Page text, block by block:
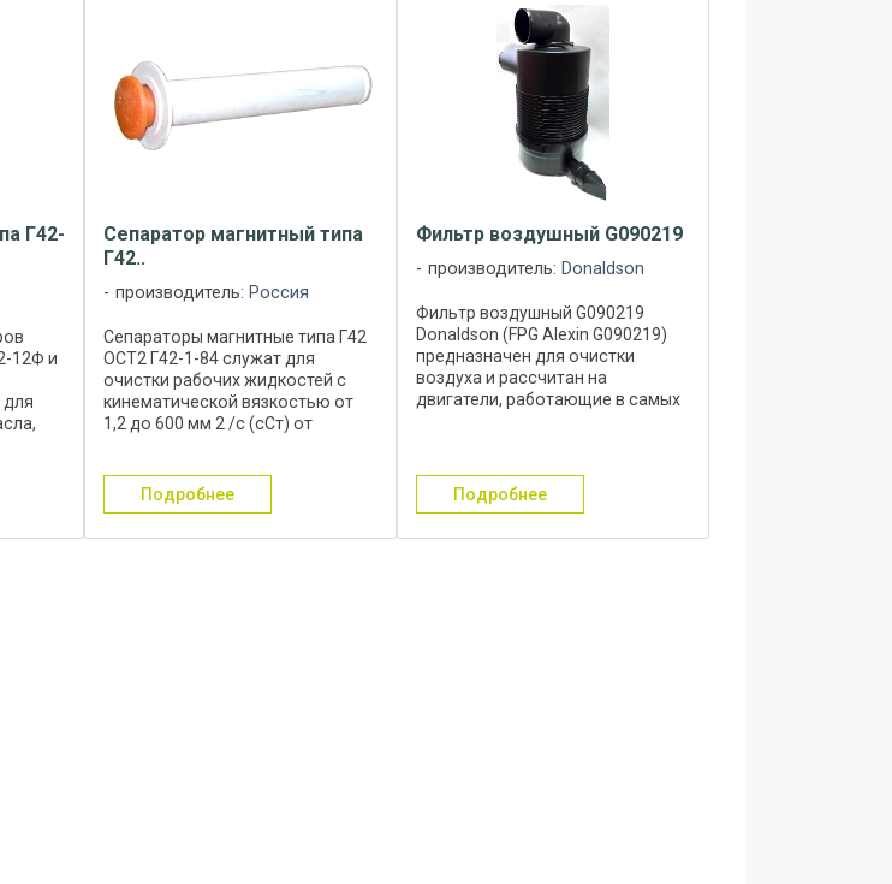
Г42-
12Ф и
для
Сепаратор магнитный типа
Г42..
производитель: Россия
Сепараторы магнитные типа Г42
ОСТ2 Г42-1-84 служат для
очистки рабочих жидкостей с
кинематической вязкостью от
1,2 до 600 мм 2 /с (сСт) от
смазочно-охлаждающих и
гидравлических системах
подробнее
Фильтр воздушный G090219
производитель: Donaldson
Фильтр воздушный G090219
Donaldson (FPG Alexin G090219)
предназначен для очистки
воздуха и рассчитан на
двигатели, работающие в самых
технике (либо оборудовании) в
системе ...
подробнее